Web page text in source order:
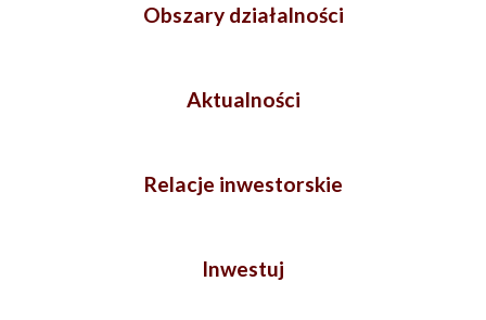
Obszary działalności
Aktualności
Relacje inwestorskie
Inwestuj